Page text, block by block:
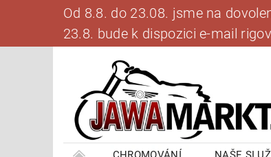
Od 8.8. do 23.08. jsme na
23.8. bude k dispozici e-mail